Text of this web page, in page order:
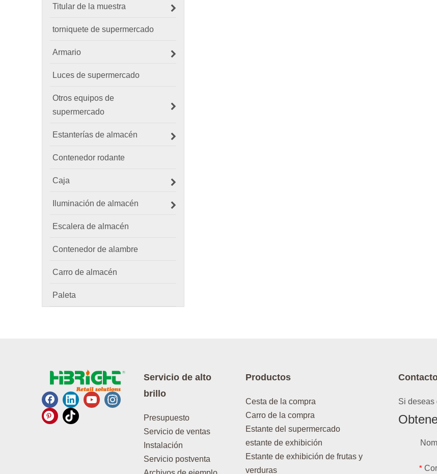
Titular de la muestra
torniquete de supermercado
Armario
Luces de supermercado
Otros equipos de
supermercado
Estanterías de almacén
Contenedor rodante
Caja
Iluminación de almacén
Escalera de almacén
Contenedor de alambre
Carro de almacén
Paleta
Servicio de alto
brillo
Presupuesto
Servicio de ventas
Instalación
Servicio postventa
Productos
Cesta de la compra
Carro de la compra
Estante del supermercado
estante de exhibición
Estante de exhibición de frutas y
verduras
Si deseas
*